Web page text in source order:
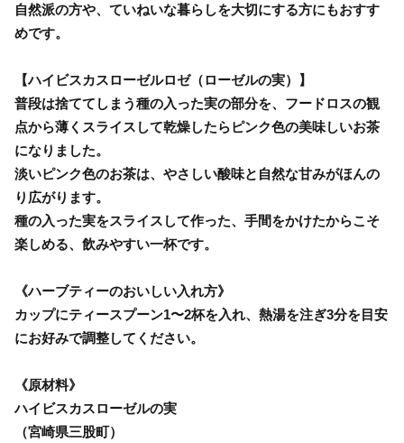
自然派の方や、ていねいな暮らしを大切にする方にもおすす
めです。
【ハイビスカスローゼルロゼ（ローゼルの実）】
普段は捨ててしまう種の入った実の部分を、フードロスの観
点から薄くスライスして乾燥したらピンク色の美味しいお茶
になりました。
淡いピンク色のお茶は、やさしい酸味と自然な甘みがほんの
り広がります。
種の入った実をスライスして作った、手間をかけたからこそ
楽しめる、飲みやすい一杯です。
《ハーブティーのおいしい入れ方》
カップにティースプーン1〜2杯を入れ、熱湯を注ぎ3分を目安
にお好みで調整してください。
《原材料》
ハイビスカスローゼルの実
（宮崎県三股町）